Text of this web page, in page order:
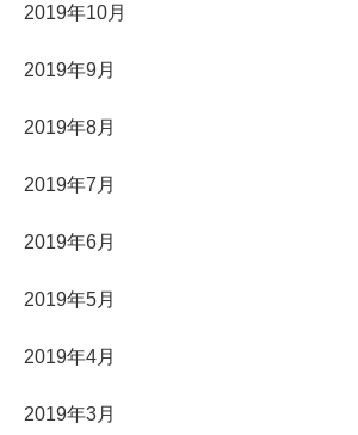
2019年10月
2019年9月
2019年8月
2019年7月
2019年6月
2019年5月
2019年4月
2019年3月